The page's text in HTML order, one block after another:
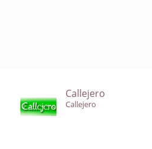
Callejero
Callejero